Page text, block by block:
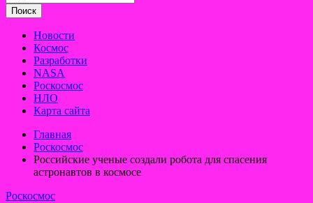
Поиск
Новости
Космос
Разработки
NASA
Роскосмос
НЛО
Карта сайта
Главная
Роскосмос
Российские ученые создали робота для спасения
астронавтов в космосе
Роскосмос